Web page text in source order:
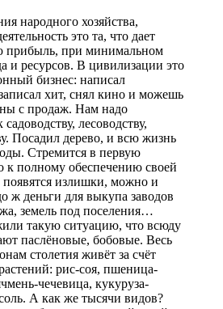
народного хозяйства,
это та, что дает
прибыль, при минимальном
и ресурсов. В цивилизации это
бизнес: написал
хит, снял кино и можешь
с продаж. Нам надо
садоводству, лесоводству,
Посадил дерево, и всю жизнь
Стремится в первую
к полному обеспечению своей
появятся излишки, можно и
ж деньги для выкупа заводов
земель под поселения…
такую ситуацию, что всюду
паслёновые, бобовые. Весь
столетия живёт за счёт
рис-соя, пшеница-
чечевица, кукуруза-
А как же тысячи видов?